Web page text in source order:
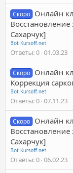
Скоро Онлайн
Восстановление
Сахарчук]
Bot Kursoff.net
Ответы 0 01.03.23
Скоро Онлайн
Коррекция
Bot Kursoff.net
Ответы 0 07.11.23
Скоро Онлайн
Сахарчук]
Bot Kursoff.net
Ответы 0 06.02.23